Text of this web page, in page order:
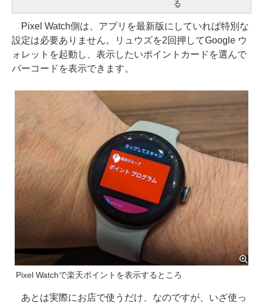
る
Pixel Watch側は、アプリを最新版にしていれば特別な
設定は必要ありません。リュウズを2回押してGoogle ウ
ォレットを起動し、表示したいポイントカードを選んで
バーコードを表示できます。
Pixel Watchで楽天ポイントを表示するところ
あとは実際にお店で使うだけ、なのですが、いざ使っ